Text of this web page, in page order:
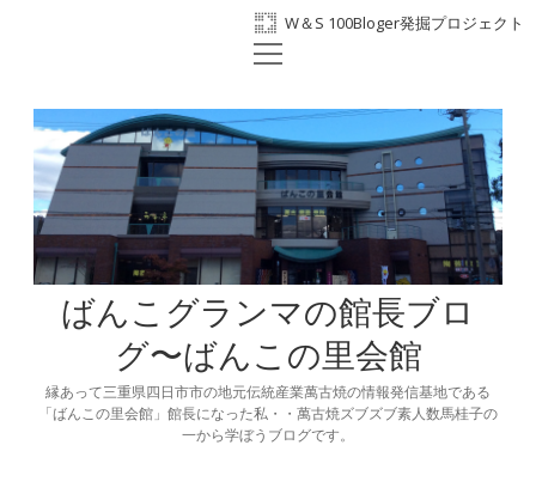
W＆S 100Bloger発掘プロジェクト
ホーム
プロフィール
BANKO300th
ばんこの里会館
facebook
open
ばんこグランマの館長ブロ
グ〜ばんこの里会館
縁あって三重県四日市市の地元伝統産業萬古焼の情報発信基地である
「ばんこの里会館」館長になった私・・萬古焼ズブズブ素人数馬桂子の
一から学ぼうブログです。